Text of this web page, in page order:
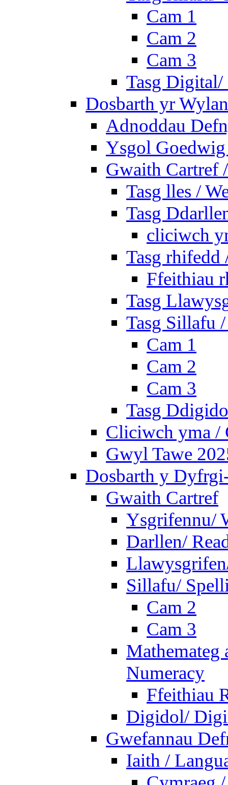
Cam 1
Cam 2
Cam 3
Tasg
Dosbarth yr
Adnoddau
Ysgol
Gwaith Cartref
Tasg lles /
Tasg
cliciwch
Tasg rhifedd
Ffeithiau
Tasg
Tasg Sillafu
Cam 1
Cam 2
Cam 3
Tasg
Cliciwch yma /
Gwyl Tawe
Dosbarth y
Gwaith Cartref
Ysgrifennu/
Darllen/
Sillafu/
Cam 2
Cam 3
Mathemateg
Numeracy
Ffeithiau
Digidol/
Gwefannau
Iaith /